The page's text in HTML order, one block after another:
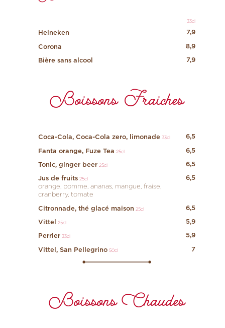
33cl
7,9
Heineken
8,9
Corona
7,9
Bière sans alcool
Boissons Fraiches
6,5
Coca-Cola, Coca-Cola zero, limonade 33cl
6,5
Fanta orange, Fuze Tea 25cl
6,5
Tonic, ginger beer 25cl
6,5
Jus de fruits 25cl
orange, pomme, ananas, mangue, fraise,
cranberry, tomate
6,5
Citronnade, thé glacé maison 25cl
5,9
Vittel 25cl
5,9
Perrier 33cl
7
Vittel, San Pellegrino 50cl
Boissons Chaudes